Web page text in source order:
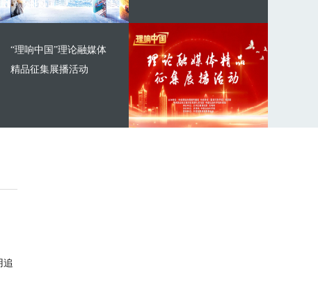
“理响中国”理论融媒体
精品征集展播活动
追